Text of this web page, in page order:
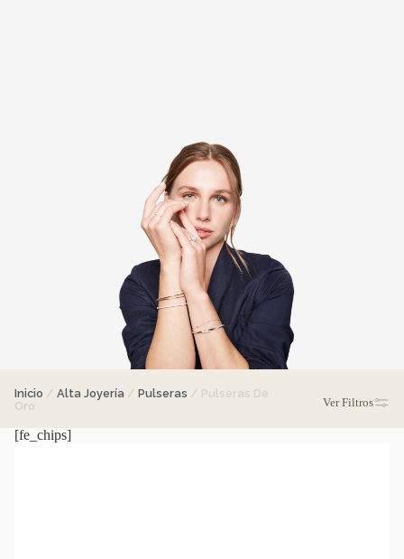
Inicio / Alta Joyería / Pulseras / Pulseras De
Oro
Ver Filtros
[fe_chips]